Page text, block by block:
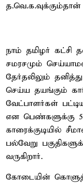
த.வெ.க.வுக்கும்தான்
நாம் தமிழர்
சமரசமும்
தேர்தலிலும்
செய்ய தயங்கும்
வேட்பாளர்கள்
என பெண்களுக்கு
காரைக்குடியில்
பல்வேறு
வருகிறார்.
கோடையின்